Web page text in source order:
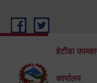
हेटौंडा
कार्यालय